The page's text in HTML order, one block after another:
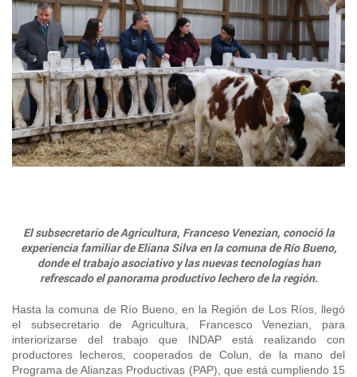
Gestión y Presupuesto
Consultores de Riego
Registro nacional SIRSD-S
Nómina consultores de Riego
Registro Ley 19.862
Indicadores de Gestión
Trabaje en INDAP
Programa de Asociatividad Económica
Sustentabilidad de los suelos SIRSD-S
Programa Desarrollo Inversiones - PDI
Programa desarrollo local - Prodesal
Servicio de Asesoría Técnica - SAT
Crédito Corto Plazo
Ver todos los Programas
Concursos de Fomento
Red Tiendas Mundo Rural
Sello Manos Campesinas
Mercado Campesinos
Expomundorural
Turismo Rural
Arica y Parinacota
Tarapacá
Antofagasta
Atacama
Valparaíso
Metropolitana
O'Higgins
Maule
Ñuble
Araucanía
Los Ríos
Los Lagos
Aysén
Sala de Prensa
Noticias
Videos
Podcast
Biblioteca
Contacto de Prensa
Suscríbase a nuestras noticias
Videos
Nuestras Redes sociales
INDAP Agustinas 1465, Santiago de Chile
El subsecretario de Agricultura, Franceso Venezian, conoció la
experiencia familiar de Eliana Silva en la comuna de Río Bueno,
donde el trabajo asociativo y las nuevas tecnologías han
refrescado el panorama productivo lechero de la región.
Hasta la comuna de Río Bueno, en la Región de Los Ríos, llegó
el subsecretario de Agricultura, Francesco Venezian, para
interiorizarse del trabajo que INDAP está realizando con
productores lecheros, cooperados de Colun, de la mano del
Programa de Alianzas Productivas (PAP), que está cumpliendo 15